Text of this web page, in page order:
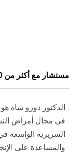
مستشار مع أكثر من 30 سنة من الخبرة
الدكتور دورو
في مجال أمراض
السريرية الواسعة
والمساعدة على